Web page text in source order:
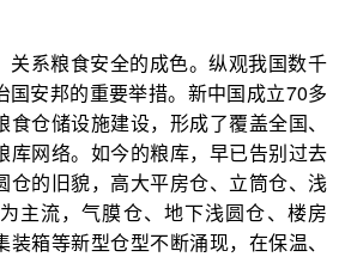
关系粮食安全的成色。纵观我国数千
国安邦的重要举措。新中国成立70多
仓储设施建设，形成了覆盖全国、
库网络。如今的粮库，早已告别过去
仓的旧貌，高大平房仓、立筒仓、浅
主流，气膜仓、地下浅圆仓、楼房
箱等新型仓型不断涌现，在保温、